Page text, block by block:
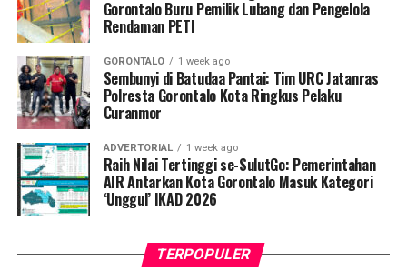
Penyuluhan difokuskan pada pemahaman mekanisme
penularan, pengenalan gejala awal, pentingnya
hingga tuntas, serta pengikisan stigma negatif terhadap
penyintas TBC di lingkungan warga.
“Literasi kesehatan warga adalah fondasi utama dalam
memutus rantai penularan TBC. Kami berupaya
menyampaikan edukasi yang persuasif dan mudah
dipahami agar warga tidak ragu melakukan pemeriksaan
apabila mengalami gejala batuk berkepanjangan,”
Gorontalo Buru Pemilik Lubang dan Pengelola
Rendaman PETI
GORONTALO 1 week ago
Sembunyi di Batudaa Pantai: Tim URC Jatanras
Polresta Gorontalo Kota Ringkus Pelaku
Curanmor
ADVERTORIAL 1 week ago
Raih Nilai Tertinggi se-SulutGo: Pemerintahan
AIR Antarkan Kota Gorontalo Masuk Kategori
‘Unggul’ IKAD 2026
TERPOPULER